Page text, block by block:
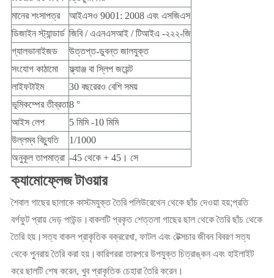
মানের শংসাপত্র
আইএসও 9001: 2008 এবং এসজিএস
ডিজাইন স্ট্যান্ডার্ড জিবি / এএনএসআই / টিআইএ -২২২-জি
গ্যালভানাইজড
উত্তপ্ত-ডুবন্ত জালযুক্ত
সংযোগ কাঠামো
ফ্ল্যাঞ্জ বা স্লিপ জয়েন্ট
লাইফটাইম
30 বছরেরও বেশি সময়
ভূমিকম্পের তীব্রতা8 °
আইস লেপ
5 মিমি -10 মিমি
উল্লম্ব বিচ্যুতি
1/1000
অনুকূল তাপমাত্রা -45 থেকে + 45। সে
ক্যামোফ্লেজ টাওয়ার
শৈবাল গাছের ছালাকে কাস্টমযুক্ত তৈরি পলিউরেথেন থেকে ছাঁচ দেওয়া হয়;প্রতি
বর্গফুট প্রায় দেড় পাউন্ড।বাকলটি প্রকৃত শেত্তলা গাছের ছাল থেকে তৈরি ছাঁচ থেকে
তৈরি হয়।সত্য বাকল প্রাকৃতিক বক্ররেখা, ফাটল এবং টেক্সচার জীবন বিবরণ সত্য
থেকে পুনরায় তৈরি করা হয়।কারিগররা তারপরে উপযুক্ত চিত্রাঙ্কন এবং হাইলাইট
করে ছালটি শেষ করেন, খুব প্রাকৃতিক চেহারা তৈরি করেন।